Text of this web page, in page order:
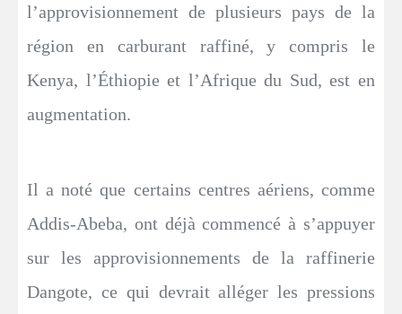
l’approvisionnement de plusieurs pays de la
région en carburant raffiné, y compris le
Kenya, l’Éthiopie et l’Afrique du Sud, est en
augmentation.
Il a noté que certains centres aériens, comme
Addis-Abeba, ont déjà commencé à s’appuyer
sur les approvisionnements de la raffinerie
Dangote, ce qui devrait alléger les pressions